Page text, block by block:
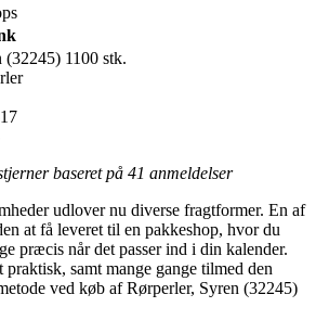
(32245) 1100 stk.
baseret på 41 anmeldelser
udlover nu diverse fragtformer. En af
at få leveret til en pakkeshop, hvor du
præcis når det passer ind i din kalender.
samt mange gange tilmed den
ved køb af Rørperler, Syren (32245)